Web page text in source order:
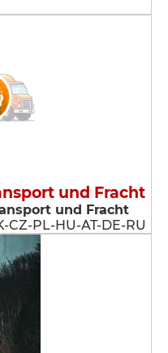
und Fracht
und Fracht
CZ-PL-HU-AT-DE-RU